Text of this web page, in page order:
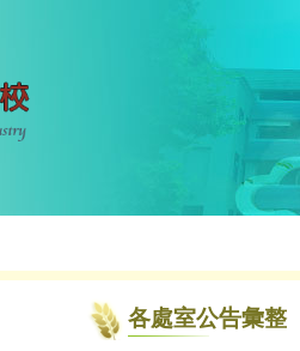
各處室公告彙整